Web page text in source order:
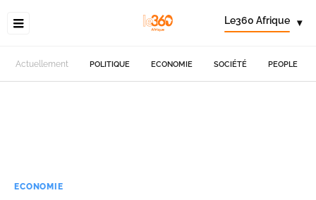
Le360 Afrique ▾
Actuellement POLITIQUE ECONOMIE SOCIÉTÉ PEOPLE
ECONOMIE